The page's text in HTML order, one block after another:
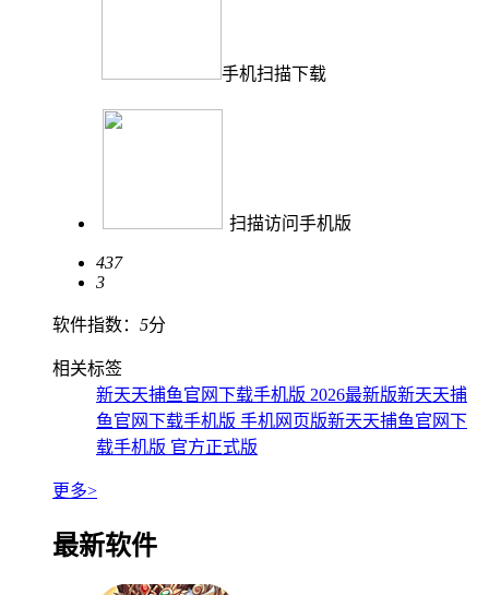
手机扫描下载
扫描访问手机版
437
3
软件指数： 5分
相关标签
新天天捕鱼官网下载手机版 2026最新版新天天捕
鱼官网下载手机版 手机网页版新天天捕鱼官网下
载手机版 官方正式版
更多>
最新软件